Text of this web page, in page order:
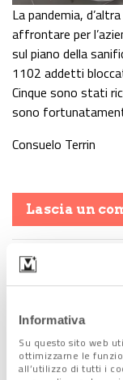
Informativa
Su questo sito web
ottimizzarne le
all’utilizzo di tutti i
La pandemia,
affrontare per
sul piano della
1102 addetti
Cinque sono stati
sono
Consuelo Terrin
Lascia un
Tag:
Share on
Share on
Share on E-
Share on
Share on